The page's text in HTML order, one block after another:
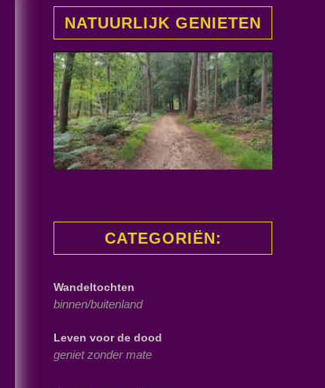
NATUURLIJK GENIETEN
CATEGORIËN:
Wandeltochten
binnen/buitenland
Leven voor de dood
geniet zonder mate